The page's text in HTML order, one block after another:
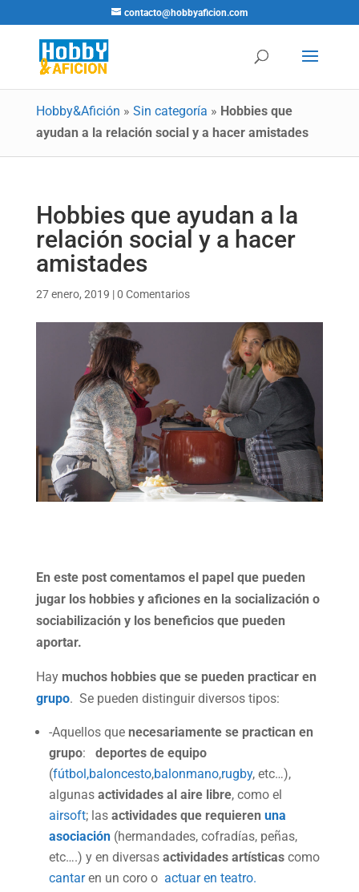
contacto@hobbyaficion.com
Hobby&Afición » Sin categoría » Hobbies que
ayudan a la relación social y a hacer amistades
Hobbies que ayudan a la
relación social y a hacer
amistades
27 enero, 2019 |0 Comentarios
En este post comentamos el papel que pueden
jugar los hobbies y aficiones en la socialización o
sociabilización y los beneficios que pueden
aportar.
Hay muchos hobbies que se pueden practicar en
grupo. Se pueden distinguir diversos tipos:
-Aquellos que necesariamente se practican en
grupo: deportes de equipo
(fútbol,baloncesto,balonmano,rugby, etc…),
algunas actividades al aire libre, como el
airsoft; las actividades que requieren una
asociación (hermandades, cofradías, peñas,
etc….) y en diversas actividades artísticascomo
cantaren un coro o actuar en teatro.